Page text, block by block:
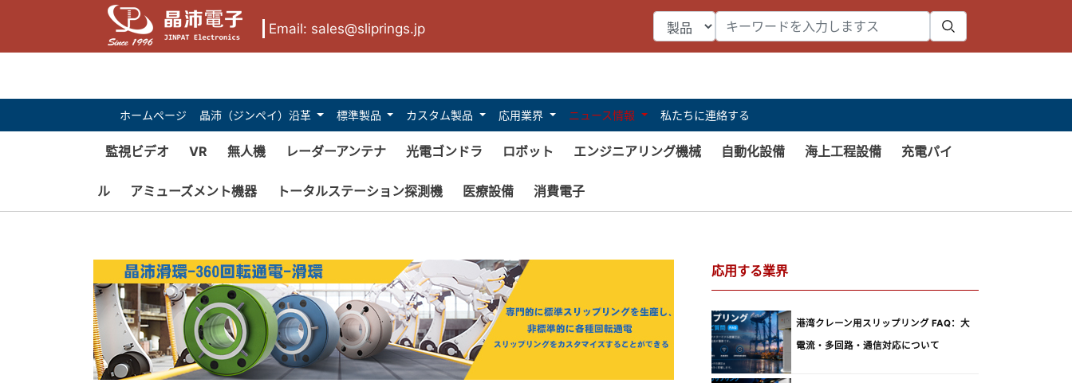
Email: sales@sliprings.jp
ホームページ 晶沛（ジンペイ）沿革 標準製品 カスタム製品 応用業界 ニュース情報 私たちに連絡する
監視ビデオ VR 無人機 レーダーアンテナ 光電ゴンドラ ロボット エンジニアリング機械 自動化設備 海上工程設備 充電パイ
ル アミューズメント機器 トータルステーション探測機 医療設備 消費電子
応用する業界
港湾クレーン用スリップリング FAQ：大
電流・多回路・通信対応について